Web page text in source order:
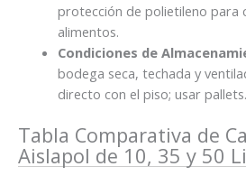
protección de polietileno para
alimentos.
Condiciones de
bodega seca, techada y
directo con el piso; usar pallets.
Tabla Comparativa de
Aislapol de 10, 35 y 50